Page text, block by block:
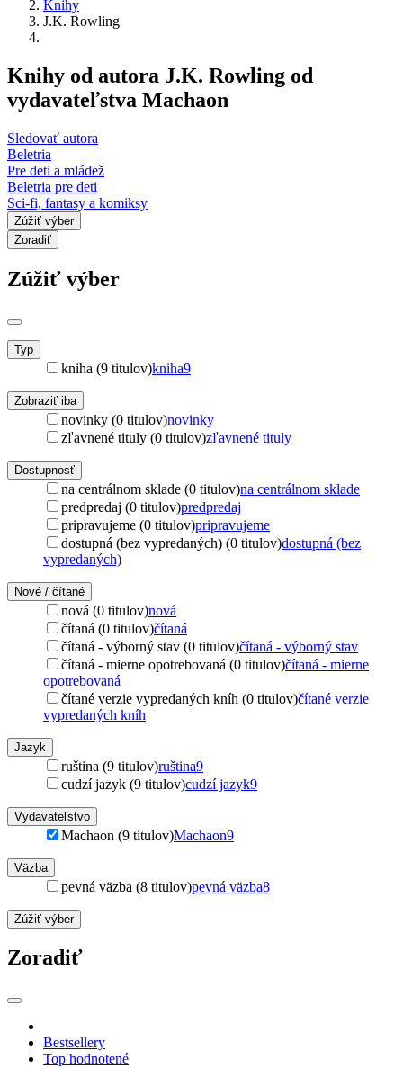
Knihy
J.K. Rowling
Knihy od autora J.K. Rowling od
vydavateľstva Machaon
Sledovať autora
Beletria
Pre deti a mládež
Beletria pre deti
Sci-fi, fantasy a komiksy
Zúžiť výber
Zoradiť
Zúžiť výber
Typ
kniha (9 titulov)kniha9
Zobraziť iba
novinky (0 titulov)novinky
zľavnené tituly (0 titulov)zľavnené tituly
Dostupnosť
na centrálnom sklade (0 titulov)na centrálnom sklade
predpredaj (0 titulov)predpredaj
pripravujeme (0 titulov)pripravujeme
dostupná (bez vypredaných) (0 titulov)dostupná (bez
vypredaných)
Nové / čítané
nová (0 titulov)nová
čítaná (0 titulov)čítaná
čítaná - výborný stav (0 titulov)čítaná - výborný stav
čítaná - mierne opotrebovaná (0 titulov)čítaná - mierne
opotrebovaná
čítané verzie vypredaných kníh (0 titulov)čítané verzie
vypredaných kníh
Jazyk
ruština (9 titulov)ruština9
cudzí jazyk (9 titulov)cudzí jazyk9
Vydavateľstvo
Machaon (9 titulov)Machaon9
Väzba
pevná väzba (8 titulov)pevná väzba8
Zúžiť výber
Zoradiť
Bestsellery
Top hodnotené